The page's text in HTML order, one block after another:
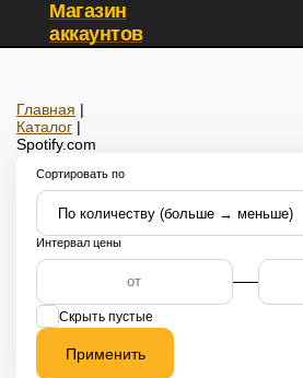
Магазин
аккаунтов
Главная |
Каталог |
Spotify.com
Сортировать по
Интервал цены
Скрыть пустые
Применить